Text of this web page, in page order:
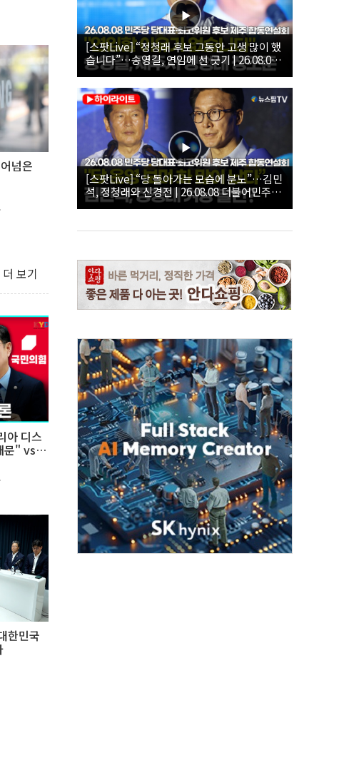
넘은
보기
아 디스
문" vs
한민국
[스팟Live] “정청래 후보 그동안 고생 많이 했
습니다”…송영길, 연임에 선 긋기 | 26.08.08
더불어민주당 당대표·최고위원 후보 제주 합
동연설회
[스팟Live] “당 돌아가는 모습에 분노”…김민
석, 정청래와 신경전 | 26.08.08 더불어민주당
당대표·최고위원 후보 제주 합동연설회